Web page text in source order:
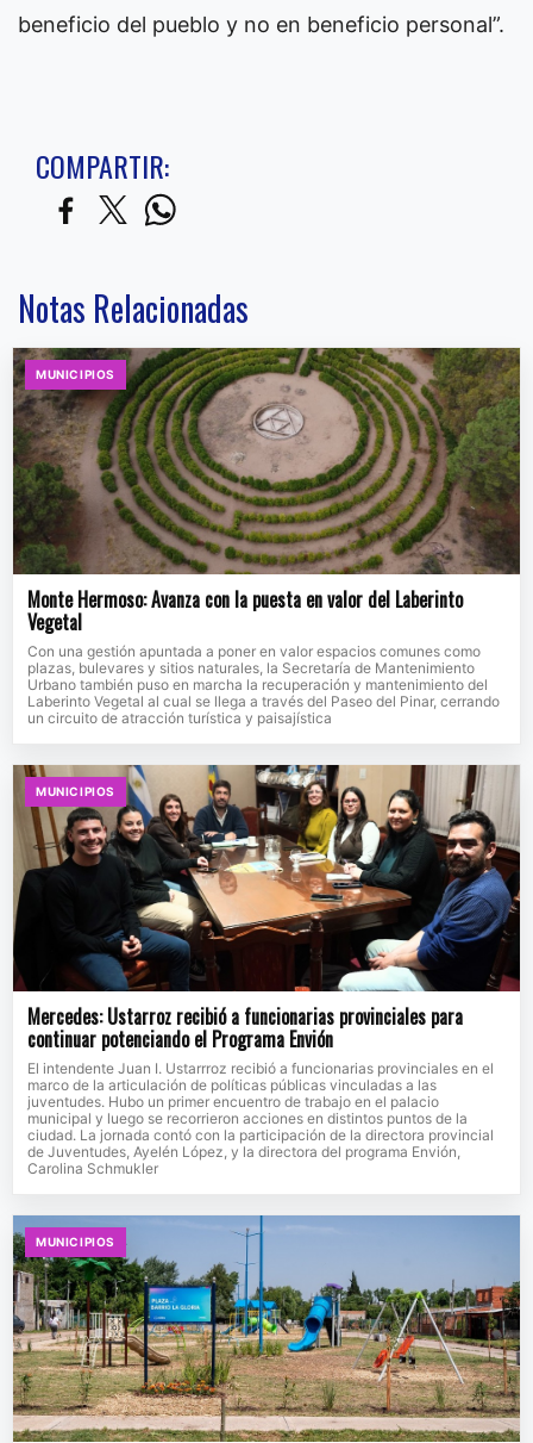
beneficio del pueblo y no en beneficio personal”.
COMPARTIR:
Notas Relacionadas
MUNICIPIOS
Monte Hermoso: Avanza con la puesta en valor del Laberinto
Vegetal
Con una gestión apuntada a poner en valor espacios comunes como
plazas, bulevares y sitios naturales, la Secretaría de Mantenimiento
Urbano también puso en marcha la recuperación y mantenimiento del
Laberinto Vegetal al cual se llega a través del Paseo del Pinar, cerrando
un circuito de atracción turística y paisajística
MUNICIPIOS
Mercedes: Ustarroz recibió a funcionarias provinciales para
continuar potenciando el Programa Envión
El intendente Juan I. Ustarrroz recibió a funcionarias provinciales en el
marco de la articulación de políticas públicas vinculadas a las
juventudes. Hubo un primer encuentro de trabajo en el palacio
municipal y luego se recorrieron acciones en distintos puntos de la
ciudad. La jornada contó con la participación de la directora provincial
de Juventudes, Ayelén López, y la directora del programa Envión,
Carolina Schmukler
MUNICIPIOS